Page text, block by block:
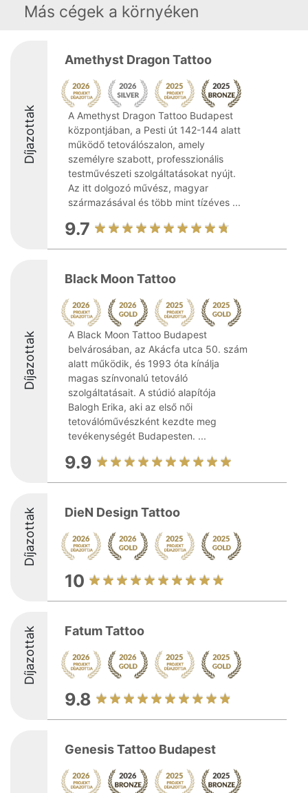
Más cégek a környéken
Díjazottak
Amethyst Dragon Tattoo
A Amethyst Dragon Tattoo Budapest
központjában, a Pesti út 142-144 alatt
működő tetoválószalon, amely
személyre szabott, professzionális
testművészeti szolgáltatásokat nyújt.
Az itt dolgozó művész, magyar
származásával és több mint tízéves ...
9.7
Díjazottak
Black Moon Tattoo
A Black Moon Tattoo Budapest
belvárosában, az Akácfa utca 50. szám
alatt működik, és 1993 óta kínálja
magas színvonalú tetováló
szolgáltatásait. A stúdió alapítója
Balogh Erika, aki az első női
tetoválóművészként kezdte meg
tevékenységét Budapesten. ...
9.9
Díjazottak DieN Design Tattoo
10
Díjazottak Fatum Tattoo
9.8
Genesis Tattoo Budapest